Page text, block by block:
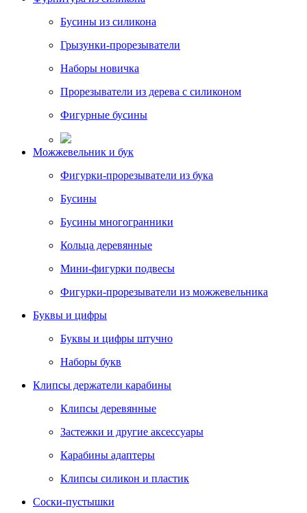
Бусины из силикона
Грызунки-прорезыватели
Наборы новичка
Прорезыватели из дерева с силиконом
Фигурные бусины
Можжевельник и бук
Фигурки-прорезыватели из бука
Бусины
Бусины многогранники
Кольца деревянные
Мини-фигурки подвесы
Фигурки-прорезыватели из можжевельника
Буквы и цифры
Буквы и цифры штучно
Наборы букв
Клипсы держатели карабины
Клипсы деревянные
Застежки и другие аксессуары
Карабины адаптеры
Клипсы силикон и пластик
Соски-пустышки